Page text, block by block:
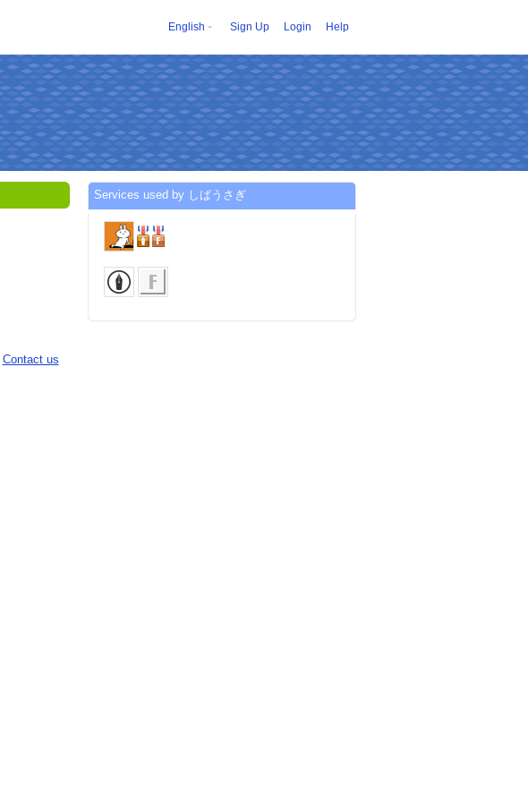
English Sign Up Login Help
Services used by しばうさぎ
Contact us